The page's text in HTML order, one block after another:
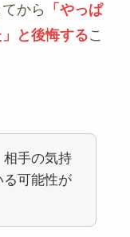
から
「やっぱ
と後悔するこ
相手の気持
る可能性が